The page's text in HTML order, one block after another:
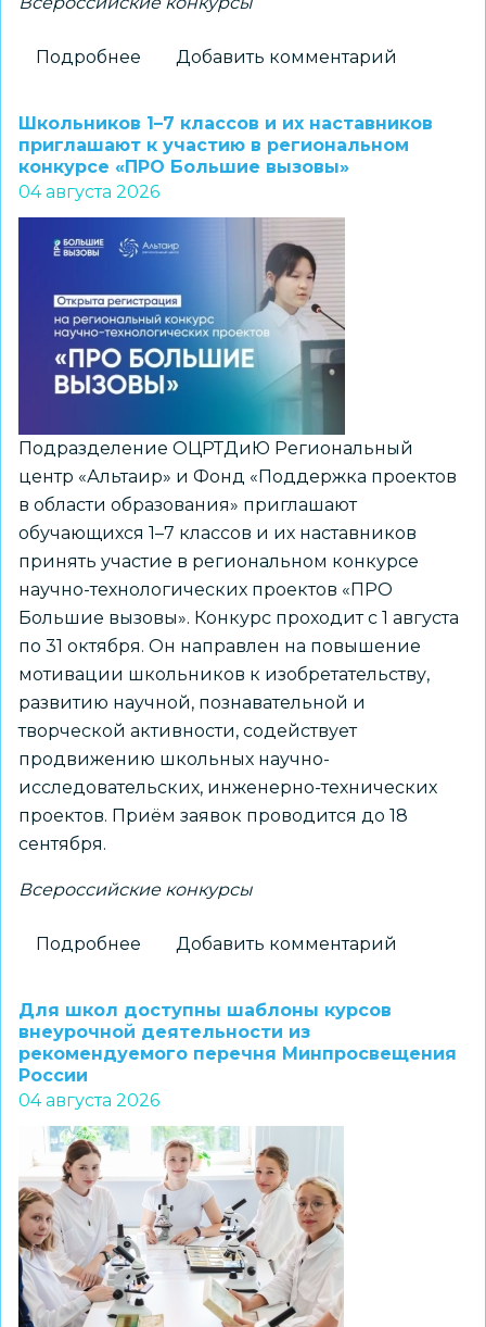
Подробнее
школьники
–
победители
всероссийского
«Большая
Добавить комментарий
Школьников 1–7 классов и их наставников
приглашают к участию в региональном
конкурсе «ПРО Большие вызовы»
04 августа 2026
Подразделение ОЦРТДиЮ Региональный
центр «Альтаир» и Фонд «Поддержка проектов
в области образования» приглашают
обучающихся 1–7 классов и их наставников
принять участие в региональном конкурсе
научно-технологических проектов «ПРО
Большие вызовы». Конкурс проходит с 1 августа
по 31 октября. Он направлен на повышение
мотивации школьников к изобретательству,
развитию научной, познавательной и
творческой активности, содействует
продвижению школьных научно-
исследовательских, инженерно-технических
проектов. Приём заявок проводится до 18
сентября.
Всероссийские конкурсы
Подробнее
7
классов
их
наставников
приглашают
к
участию
в
региональном
конкурсе
Добавить комментарий
Для школ доступны шаблоны курсов
внеурочной деятельности из
рекомендуемого перечня Минпросвещения
России
04 августа 2026